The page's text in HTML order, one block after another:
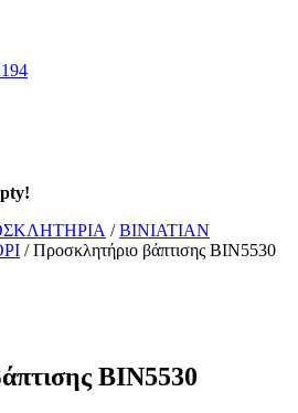
/ΒΙΝΙΑΤΙΑΝ
/ Προσκλητήριο βάπτισης ΒΙΝ5530
ΒΙΝ5530